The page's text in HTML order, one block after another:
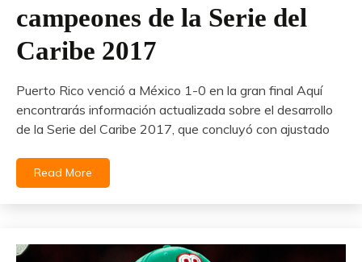
campeones de la Serie del
Caribe 2017
Puerto Rico venció a México 1-0 en la gran final Aquí
encontrarás información actualizada sobre el desarrollo
de la Serie del Caribe 2017, que concluyó con ajustado
Read More